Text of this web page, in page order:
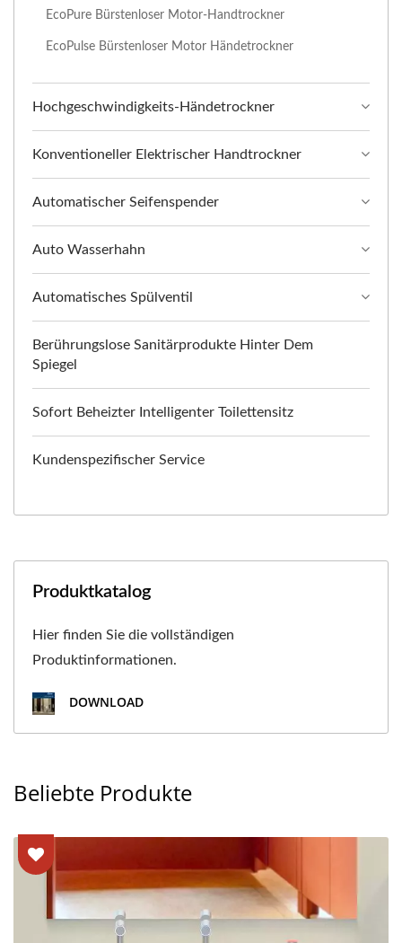
EcoPure Bürstenloser Motor-Handtrockner
EcoPulse Bürstenloser Motor Händetrockner
Hochgeschwindigkeits-Händetrockner
Konventioneller Elektrischer Handtrockner
Automatischer Seifenspender
Auto Wasserhahn
Automatisches Spülventil
Berührungslose Sanitärprodukte Hinter Dem
Spiegel
Sofort Beheizter Intelligenter Toilettensitz
Kundenspezifischer Service
Produktkatalog
Hier finden Sie die vollständigen
Produktinformationen.
DOWNLOAD
Beliebte Produkte